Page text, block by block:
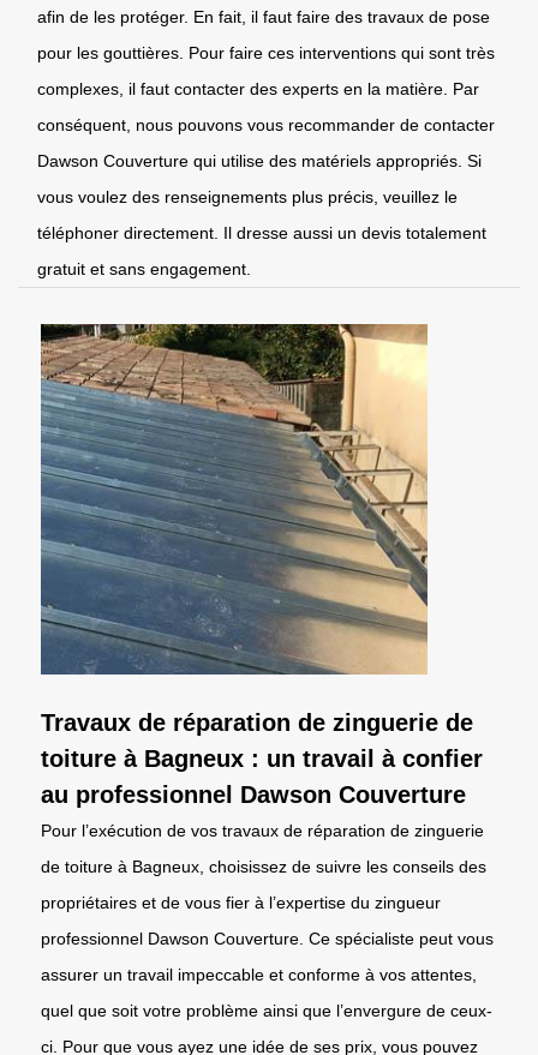
afin de les protéger. En fait, il faut faire des travaux de pose
pour les gouttières. Pour faire ces interventions qui sont très
complexes, il faut contacter des experts en la matière. Par
conséquent, nous pouvons vous recommander de contacter
Dawson Couverture qui utilise des matériels appropriés. Si
vous voulez des renseignements plus précis, veuillez le
téléphoner directement. Il dresse aussi un devis totalement
gratuit et sans engagement.
Travaux de réparation de zinguerie de
toiture à Bagneux : un travail à confier
au professionnel Dawson Couverture
Pour l’exécution de vos travaux de réparation de zinguerie
de toiture à Bagneux, choisissez de suivre les conseils des
propriétaires et de vous fier à l’expertise du zingueur
professionnel Dawson Couverture. Ce spécialiste peut vous
assurer un travail impeccable et conforme à vos attentes,
quel que soit votre problème ainsi que l’envergure de ceux-
ci. Pour que vous ayez une idée de ses prix, vous pouvez